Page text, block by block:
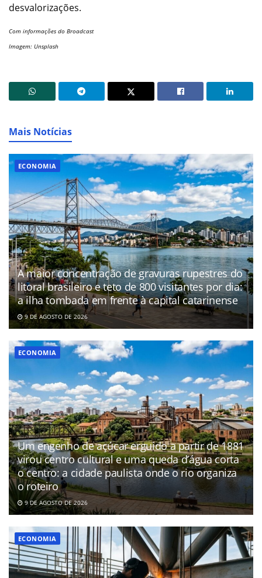
desvalorizações.
Com informações do Broadcast
Imagem: Unsplash
Mais Notícias
ECONOMIA
A maior concentração de gravuras rupestres do
litoral brasileiro e teto de 800 visitantes por dia:
a ilha tombada em frente à capital catarinense
9 DE AGOSTO DE 2026
ECONOMIA
Um engenho de açúcar erguido a partir de 1881
virou centro cultural e uma queda d’água corta
o centro: a cidade paulista onde o rio organiza
o roteiro
9 DE AGOSTO DE 2026
ECONOMIA